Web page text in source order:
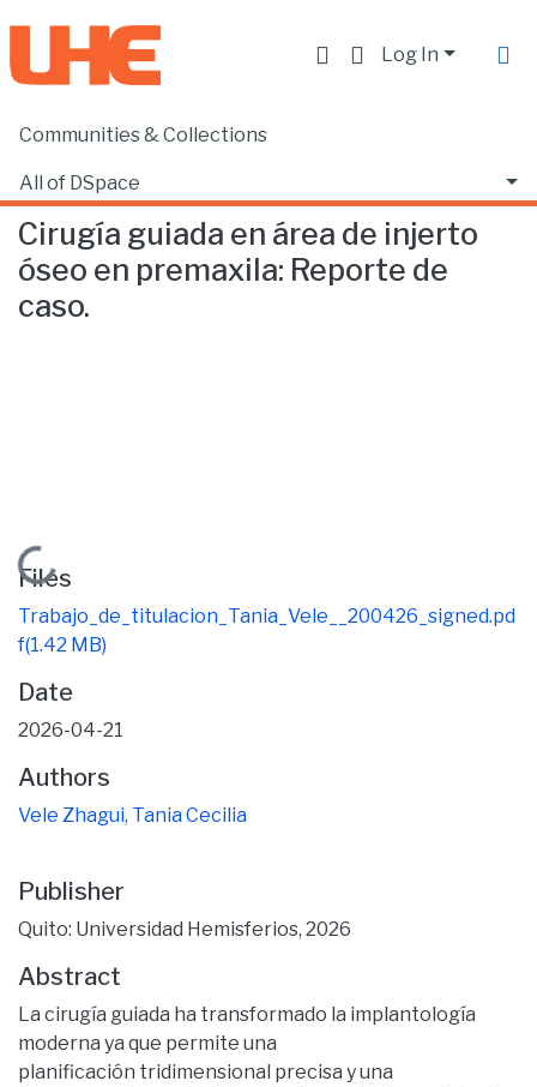
Log In
Communities & Collections
All of DSpace
Statistics
Home
Cirugía guiada en área de injerto
óseo en premaxila: Reporte de
caso.
Loading...
Files
Trabajo_de_titulacion_Tania_Vele__200426_signed.pd
f(1.42 MB)
Date
2026-04-21
Authors
Vele Zhagui, Tania Cecilia
Publisher
Quito: Universidad Hemisferios, 2026
Abstract
La cirugía guiada ha transformado la implantología
moderna ya que permite una
planificación tridimensional precisa y una